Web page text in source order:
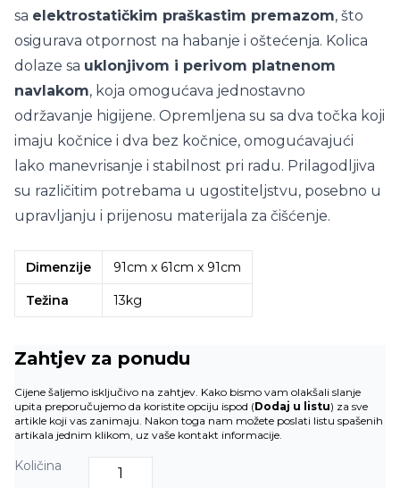
sa elektrostatičkim praškastim premazom, što
osigurava otpornost na habanje i oštećenja. Kolica
dolaze sa uklonjivom i perivom platnenom
navlakom, koja omogućava jednostavno
održavanje higijene. Opremljena su sa dva točka koji
imaju kočnice i dva bez kočnice, omogućavajući
lako manevrisanje i stabilnost pri radu. Prilagodljiva
su različitim potrebama u ugostiteljstvu, posebno u
upravljanju i prijenosu materijala za čišćenje.
Dimenzije 91cm x 61cm x 91cm
Težina 13kg
Zahtjev za ponudu
Cijene šaljemo isključivo na zahtjev. Kako bismo vam olakšali slanje
upita preporučujemo da koristite opciju ispod (Dodaj u listu) za sve
artikle koji vas zanimaju. Nakon toga nam možete poslati listu spašenih
artikala jednim klikom, uz vaše kontakt informacije.
Količina